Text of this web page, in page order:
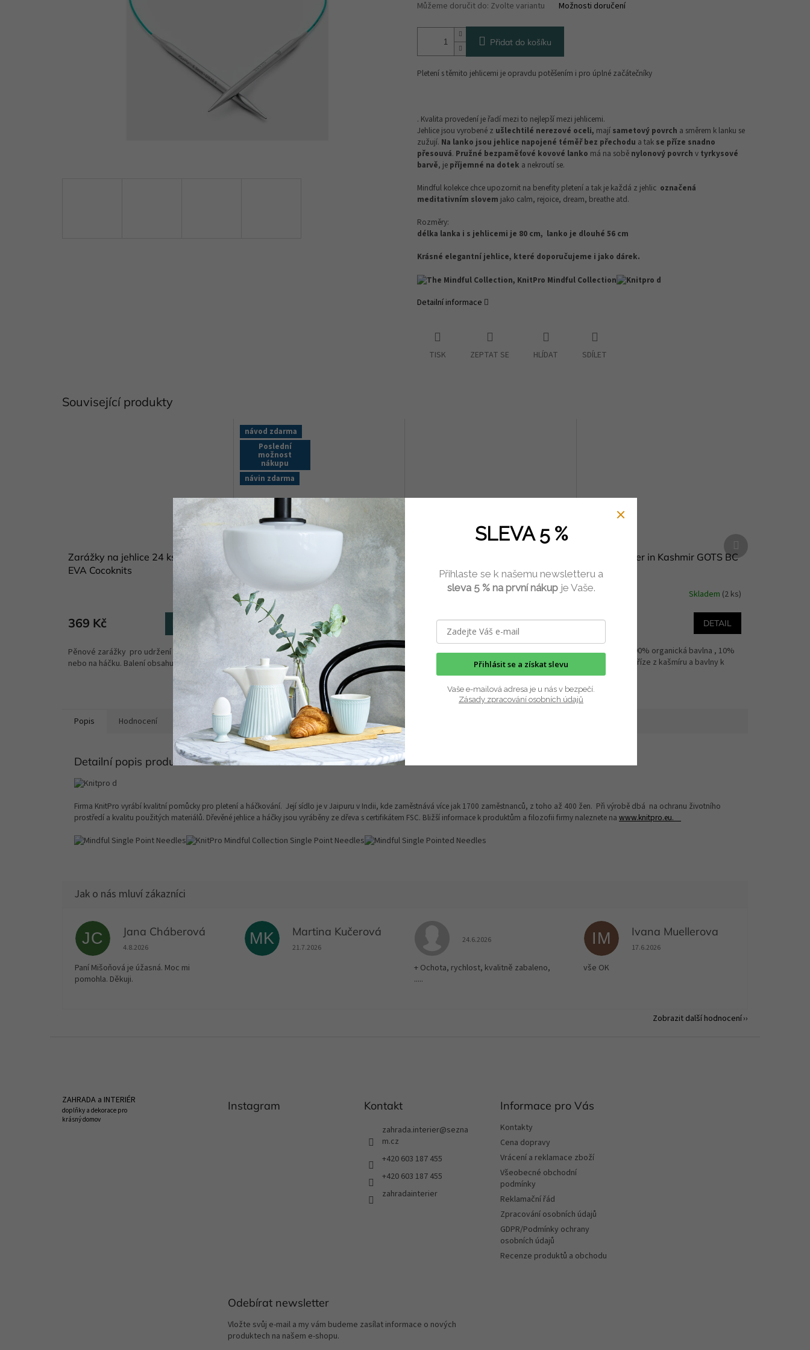
Můžeme doručit do: Zvolte variantu Možnosti doručení
Přidat do košíku
Pletení s těmito jehlicemi je opravdu potěšením i pro úplné začátečníky
. Kvalita provedení je řadí mezi to nejlepší mezi jehlicemi.
Jehlice jsou vyrobené z ušlechtilé nerezové oceli, mají sametový povrch a směrem k lanku se
zužují. Na lanko jsou jehlice napojené téměř bez přechodu a tak se příze snadno
přesouvá. Pružné bezpaměťové kovové lanko má na sobě nylonový povrch v tyrkysové
barvě, je příjemné na dotek a nekroutí se.
Mindful kolekce chce upozornit na benefity pletení a tak je každá z jehlic označená
meditativním slovem jako calm, rejoice, dream, breathe atd.
Rozměry:
délka lanka i s jehlicemi je 80 cm, lanko je dlouhé 56 cm
Krásné elegantní jehlice, které doporučujeme i jako dárek.
Detailní informace
TISK ZEPTAT SE HLÍDAT SDÍLET
Související produkty
Zarážky na jehlice 24 ks z pěny
EVA Cocoknits
Skladem
369 Kč Do košíku
Pěnové zarážky pro udržení ok na jehlici
nebo na háčku. Balení obsahuje 24 kusů v 6...
návod zdarma
Poslední
možnost
nákupu
návin zdarma
Příze Tundra The Fibre Co 100 g
alpaka hedvábí různé odstíny
Skladem (5 ks)
489 Kč DETAIL
Složení příze: 90% baby alpaka, 30%
merino vlna, 10 % hedvábí Váha klubka: 100
g/109 mZkušební...
g/300 m
Skladem(5 ks)
490 Kč DETAIL
Luxusní kvalitní příze z hedvábí Eri se vyrábí
na farmě v Thajsku. Příze má nepatrný lesk,
Příze Summer in Kashmir GOTS BC
Garn 50 g
Skladem (2 ks)
169 Kč DETAIL
Složení příze: 90% organická bavlna , 10%
kašmírJemná příze z kašmíru a bavlny k
pletení...
Další
produkt
Popis Hodnocení Diskuze Značka Ostatní informace
Detailní popis produktu
Firma KnitPro vyrábí kvalitní pomůcky pro pletení a háčkování. Její sídlo je v Jaipuru v Indii, kde zaměstnává více jak 1700 zaměstnanců, z toho až 400 žen. Při výrobě dbá na ochranu životního
prostředí a kvalitu použitých materiálů. Dřevěné jehlice a háčky jsou vyráběny ze dřeva s certifikátem FSC. Bližší informace k produktům a filozofii firmy naleznete na www.knitpro.eu.
JC Jana Cháberová
Hodnocení obchodu je 5 z 5 hvězdiček.
4.8.2026
Paní Mišoňová je úžasná. Moc mi
pomohla. Děkuji.
MK Martina Kučerová
Hodnocení obchodu je 5 z 5 hvězdiček.
21.7.2026
Hodnocení obchodu je 5 z 5 hvězdiček.
24.6.2026
+ Ochota, rychlost, kvalitně zabaleno,
.....
IM Ivana Muellerova
Hodnocení obchodu je 5 z 5 hvězdiček.
17.6.2026
vše OK
Zobrazit další hodnocení
ZAHRADA a INTERIÉR
doplňky a dekorace pro
krásný domov
Instagram Kontakt
zahrada.interier@sezna
m.cz
+420 603 187 455
+420 603 187 455
zahradainterier
Informace pro Vás
Kontakty
Cena dopravy
Vrácení a reklamace zboží
Všeobecné obchodní
podmínky
Reklamační řád
Zpracování osobních údajů
GDPR/Podmínky ochrany
osobních údajů
Recenze produktů a obchodu
Odebírat newsletter
Vložte svůj e-mail a my vám budeme zasílat informace o nových
produktech na našem e-shopu.
SLEVA 5 %
Přihlaste se k našemu newsletteru a
sleva 5 % na první nákupje Vaše.
Přihlásit se a získat slevu
Vaše e-mailová adresa je u nás v bezpečí.
Zásady zpracování osobních údajů